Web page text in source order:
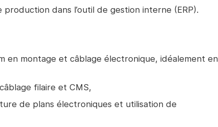
dans l’outil de gestion interne (ERP).
en montage et câblage électronique, idéalement en
filaire et CMS,
de plans électroniques et utilisation de